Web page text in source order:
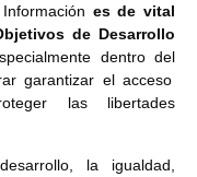
es de vital
de Desarrollo
dentro del
garantizar el acceso
las libertades
la igualdad,